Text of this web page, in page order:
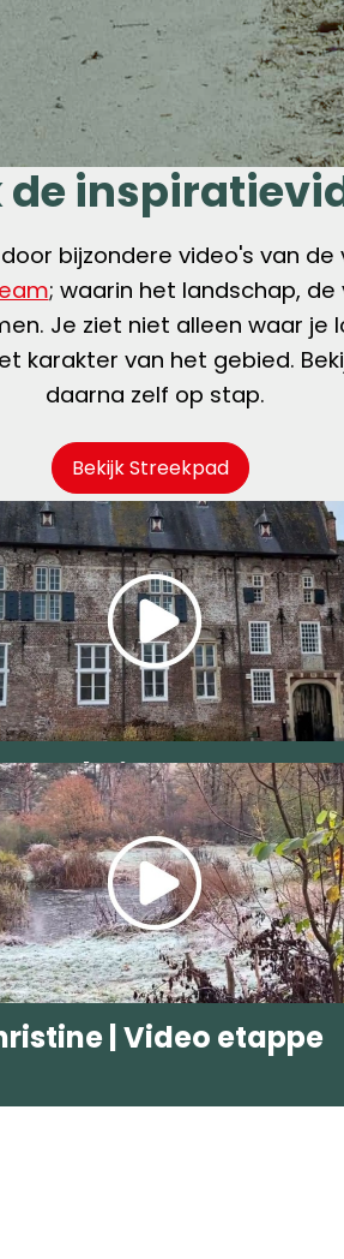
de
bijzondere video's van de
; waarin het landschap,
Je ziet niet alleen waar je
karakter van het gebied.
daarna zelf op stap.
Bekijk Streekpad
| Video etappe 2
| Video etappe